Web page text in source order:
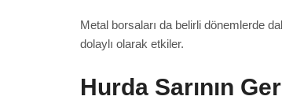
Metal borsaları da belirli dönemlerde
dolaylı olarak etkiler.
Hurda Sarının